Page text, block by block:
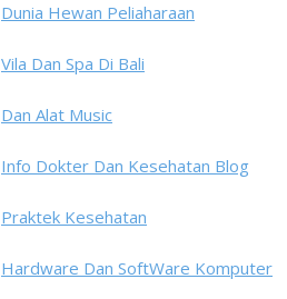
Dunia Hewan Peliaharaan
Vila Dan Spa Di Bali
Dan Alat Music
Info Dokter Dan Kesehatan Blog
Praktek Kesehatan
Hardware Dan SoftWare Komputer